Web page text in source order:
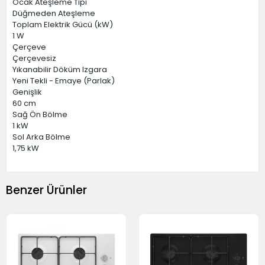
Ocak Ateşleme Tipi
Düğmeden Ateşleme
Toplam Elektrik Gücü (kW)
1 W
Çerçeve
Çerçevesiz
Yıkanabilir Döküm Izgara
Yeni Tekli - Emaye (Parlak)
Genişlik
60 cm
Sağ Ön Bölme
1 kW
Sol Arka Bölme
1,75 kW
Benzer Ürünler